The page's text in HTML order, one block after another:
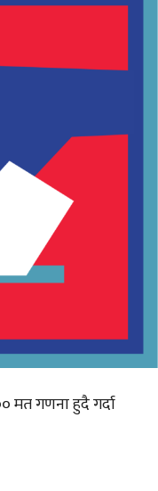
मत गणना हुदै गर्दा